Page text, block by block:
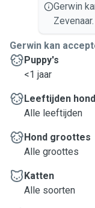
Gerwin
Zevenaar.
Gerwin kan
Puppy's
<1 jaar
Leeftijden hond
Alle leeftijden
Hond groottes
Alle groottes
Katten
Alle soorten